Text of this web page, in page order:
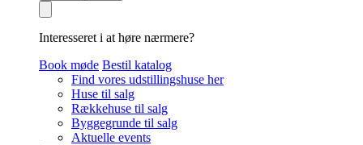
Interesseret i at høre nærmere?
Book møde Bestil katalog
Find vores udstillingshuse her
Huse til salg
Rækkehuse til salg
Byggegrunde til salg
Aktuelle events